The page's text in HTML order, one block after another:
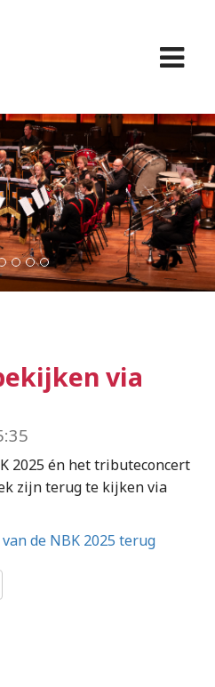
via
2025 én het tributeconcert
zijn terug te kijken via
de NBK 2025 terug